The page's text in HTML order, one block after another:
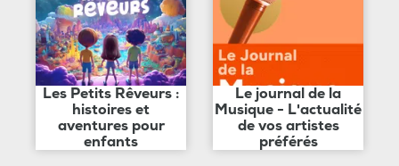
Les Petits Rêveurs :
histoires et
aventures pour
enfants
Le journal de la
Musique - L'actualité
de vos artistes
préférés